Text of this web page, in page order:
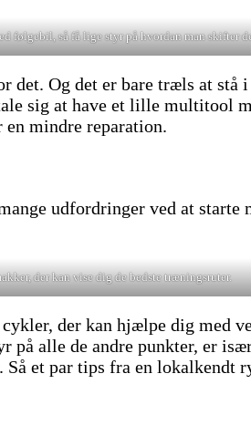
følgebil, så få lige styr på hvordan man skifter
Og det er bare træls at
sig at have et lille
mindre reparation.
udfordringer ved at
der kan vise dig de bedste træningsruter.
der kan hjælpe dig med
alle de andre punkter, er
et par tips fra en lokalkendt